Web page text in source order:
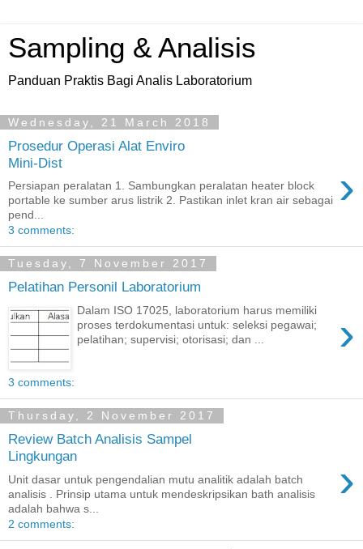
Sampling & Analisis
Panduan Praktis Bagi Analis Laboratorium
Wednesday, 21 March 2018
Prosedur Operasi Alat Enviro
Mini-Dist
›
Persiapan peralatan 1. Sambungkan peralatan heater block
portable ke sumber arus listrik 2. Pastikan inlet kran air sebagai
pend...
3 comments:
Tuesday, 7 November 2017
Pelatihan Personil Laboratorium
›
Dalam ISO 17025, laboratorium harus memiliki
proses terdokumentasi untuk: seleksi pegawai;
pelatihan; supervisi; otorisasi; dan ...
3 comments:
Thursday, 2 November 2017
Review Batch Analisis Sampel
Lingkungan
›
Unit dasar untuk pengendalian mutu analitik adalah batch
analisis . Prinsip utama untuk mendeskripsikan bath analisis
adalah bahwa s...
2 comments: